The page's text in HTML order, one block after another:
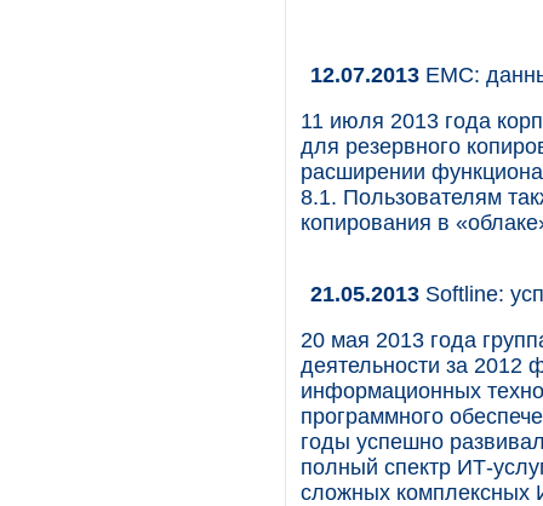
12.07.2013 EMC:
11 июля 2013 года
для резервного
расширении
8.1. Пользователям
копирования в
21.05.2013 Softline:
20 мая 2013 года
деятельности за 2012
информационных
программного
годы успешно
полный спектр ИТ-
сложных комплексных